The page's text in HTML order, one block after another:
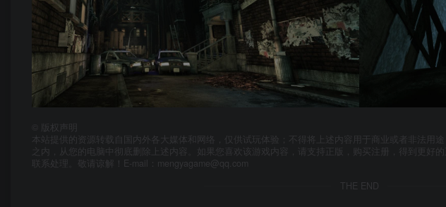
版权声明
本站提供的资源转载自国内外各大媒体和网络，仅供试玩体验；不得将上述内容用于商业或者非法用
之内，从您的电脑中彻底删除上述内容。如果您喜欢该游戏内容，请支持正版，购买注册，得到更好
联系处理。敬请谅解！E-mail：mengyagame@qq.com
THE END